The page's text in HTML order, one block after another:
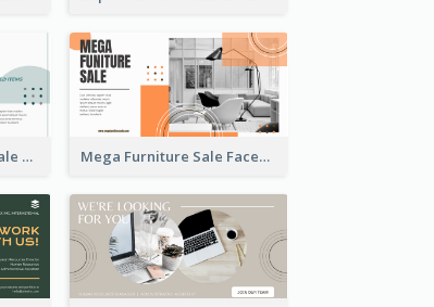
Home Furniture Best Sale Facebook Ad Mega Furniture Sale Facebook Ad